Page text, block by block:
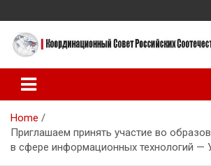
to
content
Координационный
Российских
Нидерландах
Нидерландах
Home
Приглашаем принять участие во
в сфере информационных технологий